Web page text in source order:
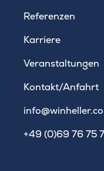
Referenzen
Karriere
Veranstaltungen
Kontakt/Anfahrt
+49 (0)69 76 75